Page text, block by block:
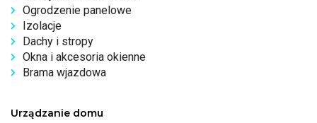
Ogrodzenie panelowe
Izolacje
Dachy i stropy
Okna i akcesoria okienne
Brama wjazdowa
Urządzanie domu